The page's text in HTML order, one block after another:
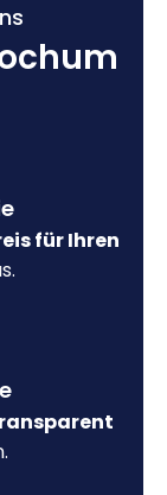
für Ihren